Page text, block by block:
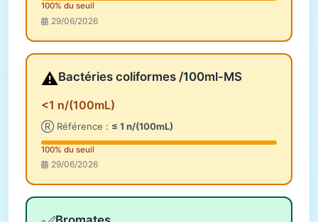
100% du seuil
29/06/2026
⚠️Bactéries coliformes /100ml-MS
<1 n/(100mL)
Ⓡ Référence : ≤ 1 n/(100mL)
100% du seuil
29/06/2026